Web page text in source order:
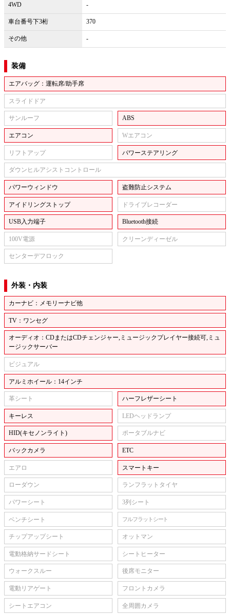
4WD -
車台番号下3桁 370
その他 -
装備
エアバッグ：運転席/助手席
スライドドア
サンルーフ ABS
エアコン Wエアコン
リフトアップ パワーステアリング
ダウンヒルアシストコントロール
パワーウィンドウ 盗難防止システム
アイドリングストップ ドライブレコーダー
USB入力端子 Bluetooth接続
100V電源 クリーンディーゼル
センターデフロック
外装・内装
カーナビ：メモリーナビ他
TV：ワンセグ
オーディオ：CDまたはCDチェンジャー,ミュージックプレイヤー接続可,ミュ
ージックサーバー
ビジュアル
アルミホイール：14インチ
革シート ハーフレザーシート
キーレス LEDヘッドランプ
HID(キセノンライト) ポータブルナビ
バックカメラ ETC
エアロ スマートキー
ローダウン ランフラットタイヤ
パワーシート 3列シート
ベンチシート フルフラットシート
チップアップシート オットマン
電動格納サードシート シートヒーター
ウォークスルー 後席モニター
電動リアゲート フロントカメラ
シートエアコン 全周囲カメラ